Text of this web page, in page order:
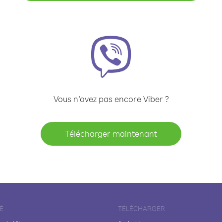
Vous n’avez pas encore Viber ?
Télécharger maintenant
TÉLÉCHARGER